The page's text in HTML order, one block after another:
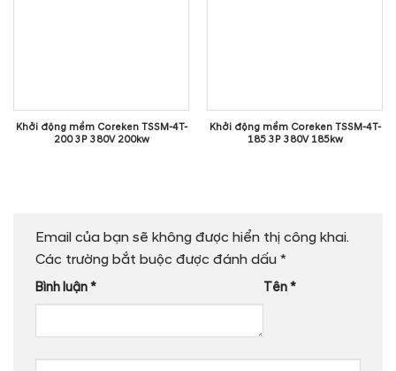
Khởi động mềm Coreken TSSM-4T-
200 3P 380V 200kw
Khởi động mềm Coreken TSSM-4T-
185 3P 380V 185kw
Email của bạn sẽ không được hiển thị công khai.
Các trường bắt buộc được đánh dấu *
Bình luận* Tên*